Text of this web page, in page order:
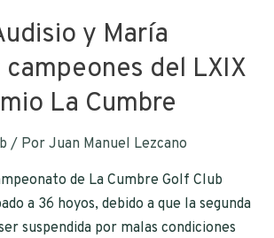
y María
campeones del LXIX
La Cumbre
/ Por Juan Manuel Lezcano
de La Cumbre Golf Club
a 36 hoyos, debido a que la segunda
suspendida por malas condiciones